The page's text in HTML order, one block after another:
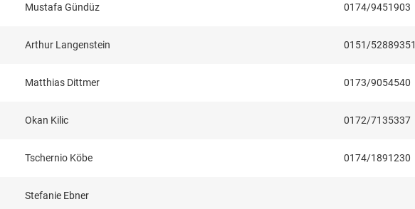
Mustafa Gündüz 0174/9451903
Arthur Langenstein 0151/52889351
Matthias Dittmer 0173/9054540
Okan Kilic 0172/7135337
Tschernio Köbe 0174/1891230
Stefanie Ebner